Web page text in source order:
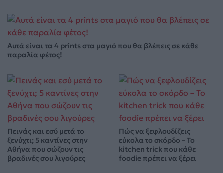
Αυτά είναι τα 4 prints στα μαγιό που θα βλέπεις σε κάθε
παραλία φέτος!
Πεινάς και εσύ μετά το
ξενύχτι; 5 καντίνες στην
Αθήνα που σώζουν τις
βραδινές σου λιγούρες
Πώς να ξεφλουδίζεις
εύκολα το σκόρδο – Το
kitchen trick που κάθε
foodie πρέπει να ξέρει